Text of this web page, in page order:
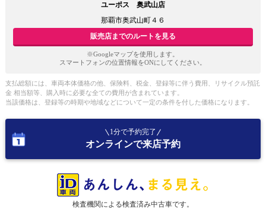
ユーポス 奥武山店
那覇市奥武山町４６
販売店までのルートを見る
※Googleマップを使用します。
スマートフォンの位置情報をONにしてください。
支払総額には、車両本体価格の他、保険料、税金、登録等に伴う費用、リサイクル預託
金 相当額等、購入時に必要な全ての費用が含まれています。
当該価格は、登録等の時期や地域などについて一定の条件を付した価格になります。
1分で予約完了
オンラインで来店予約
検査機関による検査済み中古車です。